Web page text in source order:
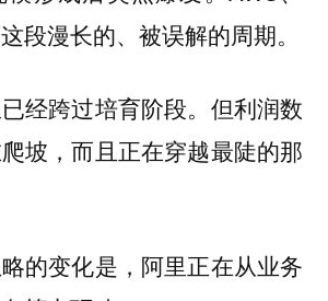
段漫长的、被误解的周期。
经跨过培育阶段。但利润数
坡，而且正在穿越最陡的那
的变化是，阿里正在从业务